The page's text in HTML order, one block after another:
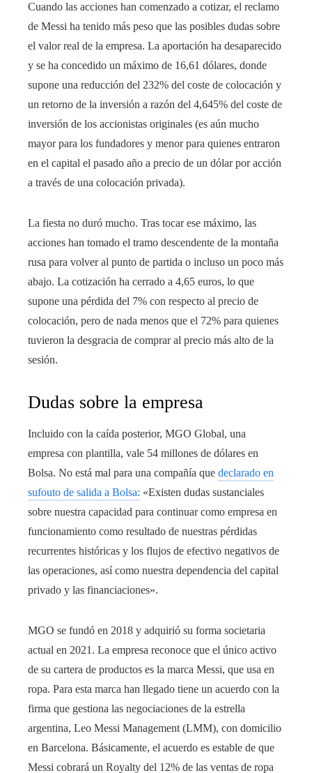
Cuando las acciones han comenzado a cotizar, el reclamo
de Messi ha tenido más peso que las posibles dudas sobre
el valor real de la empresa. La aportación ha desaparecido
y se ha concedido un máximo de 16,61 dólares, donde
supone una reducción del 232% del coste de colocación y
un retorno de la inversión a razón del 4,645% del coste de
inversión de los accionistas originales (es aún mucho
mayor para los fundadores y menor para quienes entraron
en el capital el pasado año a precio de un dólar por acción
a través de una colocación privada).
La fiesta no duró mucho. Tras tocar ese máximo, las
acciones han tomado el tramo descendente de la montaña
rusa para volver al punto de partida o incluso un poco más
abajo. La cotización ha cerrado a 4,65 euros, lo que
supone una pérdida del 7% con respecto al precio de
colocación, pero de nada menos que el 72% para quienes
tuvieron la desgracia de comprar al precio más alto de la
sesión.
Dudas sobre la empresa
Incluido con la caída posterior, MGO Global, una
empresa con plantilla, vale 54 millones de dólares en
Bolsa. No está mal para una compañía que declarado en
sufouto de salida a Bolsa: «Existen dudas sustanciales
sobre nuestra capacidad para continuar como empresa en
funcionamiento como resultado de nuestras pérdidas
recurrentes históricas y los flujos de efectivo negativos de
las operaciones, así como nuestra dependencia del capital
privado y las financiaciones».
MGO se fundó en 2018 y adquirió su forma societaria
actual en 2021. La empresa reconoce que el único activo
de su cartera de productos es la marca Messi, que usa en
ropa. Para esta marca han llegado tiene un acuerdo con la
firma que gestiona las negociaciones de la estrella
argentina, Leo Messi Management (LMM), con domicilio
en Barcelona. Básicamente, el acuerdo es estable de que
Messi cobrará un Royalty del 12% de las ventas de ropa